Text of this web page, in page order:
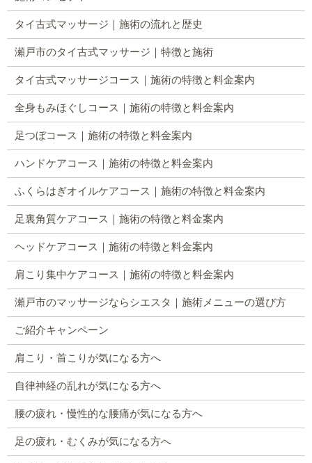
タイ古式マッサージ｜施術の流れと歴史
瀬戸市のタイ古式マッサージ｜特徴と施術
タイ古式マッサージコース｜施術の特徴と料金案内
全身もみほぐしコース｜施術の特徴と料金案内
足つぼコース｜施術の特徴と料金案内
ハンドケアコース｜施術の特徴と料金案内
ふくらはぎオイルケアコース｜施術の特徴と料金案内
足裏角質ケアコース｜施術の特徴と料金案内
ヘッドケアコース｜施術の特徴と料金案内
肩こり集中ケアコース｜施術の特徴と料金案内
瀬戸市のマッサージならシエスタ｜施術メニューの選び方
ご紹介キャンペーン
肩こり・首こりが気になる方へ
自律神経の乱れが気になる方へ
腰の疲れ・慢性的な腰痛が気になる方へ
足の疲れ・むくみが気になる方へ